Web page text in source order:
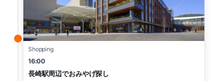
Shopping
16:00
長崎駅周辺でおみやげ探し